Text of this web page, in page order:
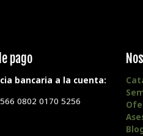
pago
bancaria a la cuenta:
0802 0170 5256